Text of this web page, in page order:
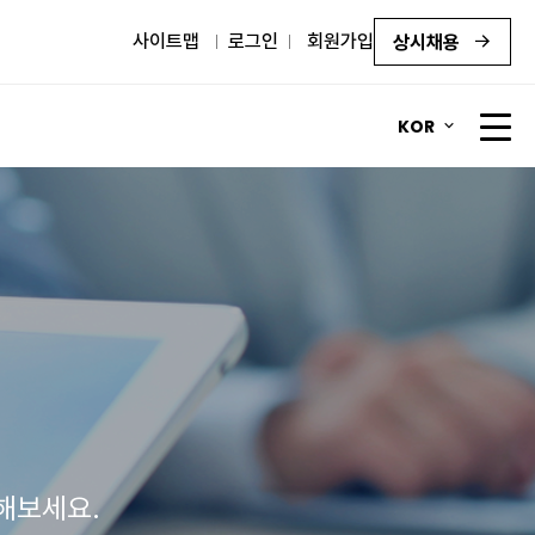
사이트맵 로그인 회원가입 상시채용
KOR
보세요.